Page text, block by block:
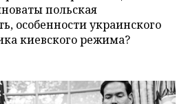
польская
особенности украинского
киевского режима?